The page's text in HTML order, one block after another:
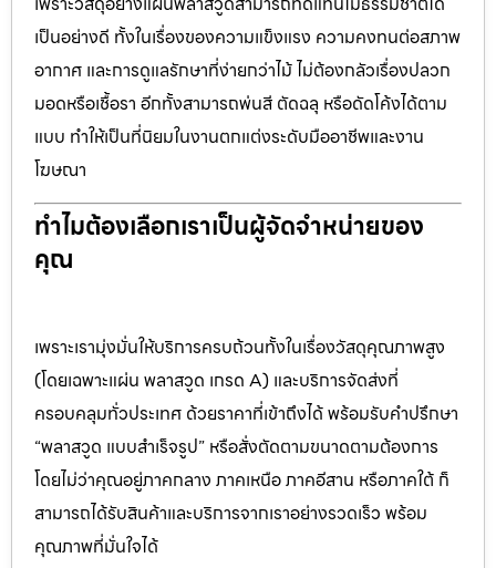
เป็นอย่างดี ทั้งในเรื่องของความแข็งแรง ความคงทนต่อสภาพ
อากาศ และการดูแลรักษาที่ง่ายกว่าไม้ ไม่ต้องกลัวเรื่องปลวก
มอดหรือเชื้อรา อีกทั้งสามารถพ่นสี ตัดฉลุ หรือดัดโค้งได้ตาม
แบบ ทำให้เป็นที่นิยมในงานตกแต่งระดับมืออาชีพและงาน
โฆษณา
ทำไมต้องเลือกเราเป็นผู้จัดจำหน่ายของ
คุณ
เพราะเรามุ่งมั่นให้บริการครบถ้วนทั้งในเรื่องวัสดุคุณภาพสูง
(โดยเฉพาะแผ่น พลาสวูด เกรด A) และบริการจัดส่งที่
ครอบคลุมทั่วประเทศ ด้วยราคาที่เข้าถึงได้ พร้อมรับคำปรึกษา
“พลาสวูด แบบสำเร็จรูป” หรือสั่งตัดตามขนาดตามต้องการ
โดยไม่ว่าคุณอยู่ภาคกลาง ภาคเหนือ ภาคอีสาน หรือภาคใต้ ก็
สามารถได้รับสินค้าและบริการจากเราอย่างรวดเร็ว พร้อม
คุณภาพที่มั่นใจได้